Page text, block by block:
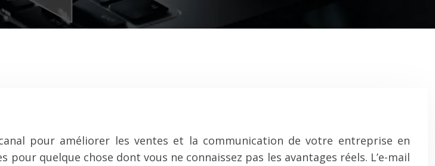
pour améliorer les ventes et la communication de votre entreprise en
quelque chose dont vous ne connaissez pas les avantages réels. L’e-mail